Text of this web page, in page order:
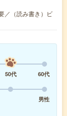
／（読み書き）ビ
50代
60代
男性